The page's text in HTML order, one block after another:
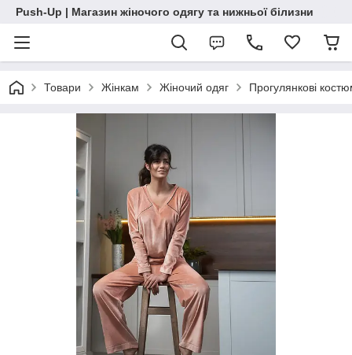
Push-Up | Магазин жіночого одягу та нижньої білизни
Товари Жінкам Жіночий одяг Прогулянкові